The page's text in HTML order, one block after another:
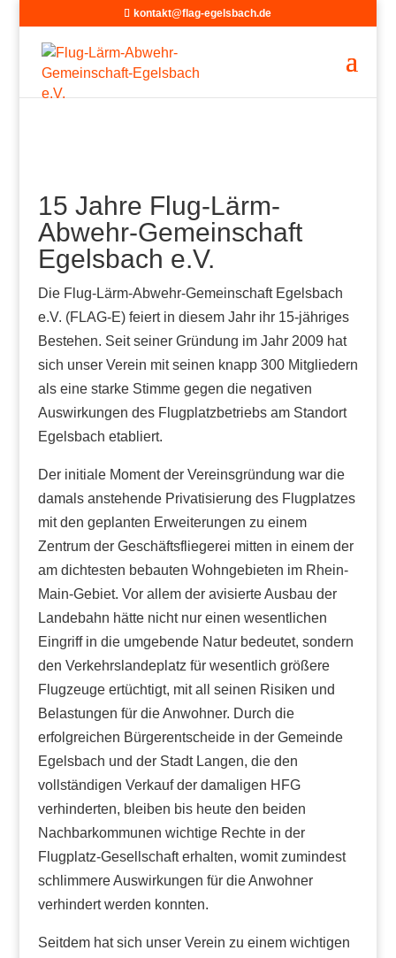
kontakt@flag-egelsbach.de
15 Jahre Flug-Lärm-
Abwehr-Gemeinschaft
Egelsbach e.V.
Die Flug-Lärm-Abwehr-Gemeinschaft Egelsbach
e.V. (FLAG-E) feiert in diesem Jahr ihr 15-jähriges
Bestehen. Seit seiner Gründung im Jahr 2009 hat
sich unser Verein mit seinen knapp 300 Mitgliedern
als eine starke Stimme gegen die negativen
Auswirkungen des Flugplatzbetriebs am Standort
Egelsbach etabliert.
Der initiale Moment der Vereinsgründung war die
damals anstehende Privatisierung des Flugplatzes
mit den geplanten Erweiterungen zu einem
Zentrum der Geschäftsfliegerei mitten in einem der
am dichtesten bebauten Wohngebieten im Rhein-
Main-Gebiet. Vor allem der avisierte Ausbau der
Landebahn hätte nicht nur einen wesentlichen
Eingriff in die umgebende Natur bedeutet, sondern
den Verkehrslandeplatz für wesentlich größere
Flugzeuge ertüchtigt, mit all seinen Risiken und
Belastungen für die Anwohner. Durch die
erfolgreichen Bürgerentscheide in der Gemeinde
Egelsbach und der Stadt Langen, die den
vollständigen Verkauf der damaligen HFG
verhinderten, bleiben bis heute den beiden
Nachbarkommunen wichtige Rechte in der
Flugplatz-Gesellschaft erhalten, womit zumindest
schlimmere Auswirkungen für die Anwohner
verhindert werden konnten.
Seitdem hat sich unser Verein zu einem wichtigen